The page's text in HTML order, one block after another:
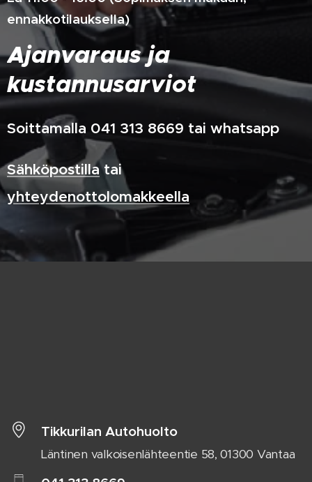
ennakkotilauksella)
Ajanvaraus ja
kustannusarviot
Soittamalla 041 313 8669 tai whatsapp
Sähköpostillatai
yhteydenottolomakkeella
Tikkurilan Autohuolto
Läntinen valkoisenlähteentie 58, 01300 Vantaa